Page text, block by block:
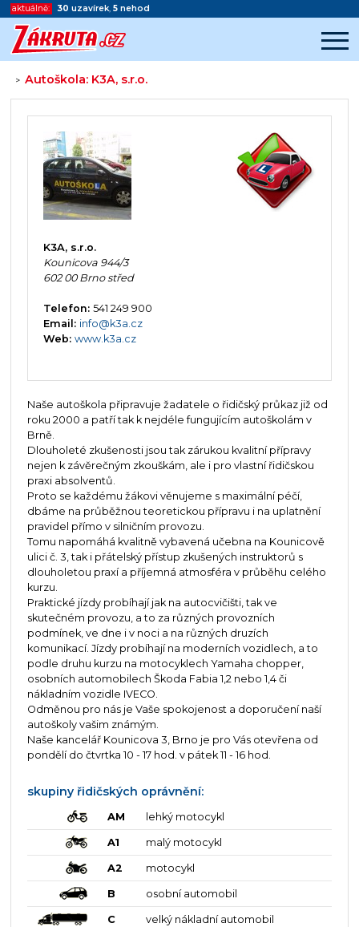
aktuálně: 30 uzavírek, 5 nehod
>Autoškola: K3A, s.r.o.
Začátek reklamy
Konec reklamy
K3A, s.r.o.
Kounicova 944/3
602 00 Brno střed
Telefon: 541 249 900
Email: info@k3a.cz
Web: www.k3a.cz
Naše autoškola připravuje žadatele o řidičský průkaz již od
roku 2000 a patří tak k nejdéle fungujícím autoškolám v
Brně.
Dlouholeté zkušenosti jsou tak zárukou kvalitní přípravy
nejen k závěrečným zkouškám, ale i pro vlastní řidičskou
praxi absolventů.
Proto se každému žákovi věnujeme s maximální péčí,
dbáme na průběžnou teoretickou přípravu i na uplatnění
pravidel přímo v silničním provozu.
Tomu napomáhá kvalitně vybavená učebna na Kounicově
ulici č. 3, tak i přátelský přístup zkušených instruktorů s
dlouholetou praxí a příjemná atmosféra v průběhu celého
kurzu.
Praktické jízdy probíhají jak na autocvičišti, tak ve
skutečném provozu, a to za různých provozních
podmínek, ve dne i v noci a na různých druzích
komunikací. Jízdy probíhají na moderních vozidlech, a to
podle druhu kurzu na motocyklech Yamaha chopper,
osobních automobilech Škoda Fabia 1,2 nebo 1,4 či
nákladním vozidle IVECO.
Odměnou pro nás je Vaše spokojenost a doporučení naší
autoškoly vašim známým.
Naše kancelář Kounicova 3, Brno je pro Vás otevřena od
pondělí do čtvrtka 10 - 17 hod. v pátek 11 - 16 hod.
skupiny řidičských oprávnění:
AM lehký motocykl
A1 malý motocykl
A2 motocykl
B osobní automobil
C velký nákladní automobil